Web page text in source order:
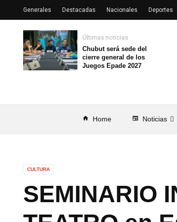
home Home newspaper Noticias
Últimas noticias
Chubut será sede del
cierre general de los
Juegos Epade 2027
Generales Destacadas Nacionales Deportes
CULTURA
SEMINARIO